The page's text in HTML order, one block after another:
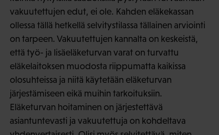
vakuutettujen edut, ei ole. Kahden eläkekassan
ollessa tällä hetkellä selvitystilassa tällainen arviointi
on tarpeen. Vakuutettujen kannalta on keskeistä,
että työ- ja lisäeläketurvan varat on turvattu
eläkelaitoksen muodosta riippumatta kaikissa
olosuhteissa ja niitä käytetään eläketurvan
järjestämiseen eikä muihin tarkoituksiin.
Eläketurvan hoitaminen on järjestettävä
asiantuntevasti ja vakuutettuja on kohdeltava